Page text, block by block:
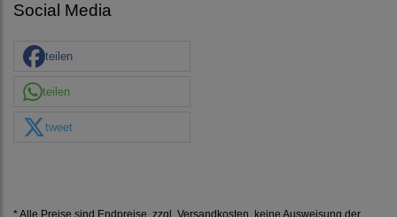
Social Media
teilen
teilen
tweet
* Alle Preise sind Endpreise, zzgl. Versandkosten , keine Ausweisung der